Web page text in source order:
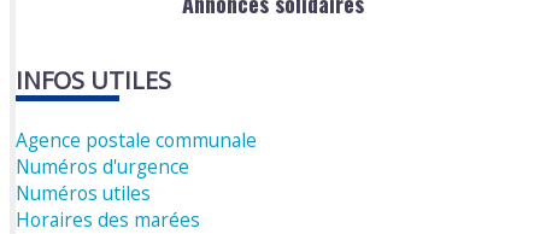
INFOS UTILES
Agence postale communale
Numéros d'urgence
Numéros utiles
Horaires des marées